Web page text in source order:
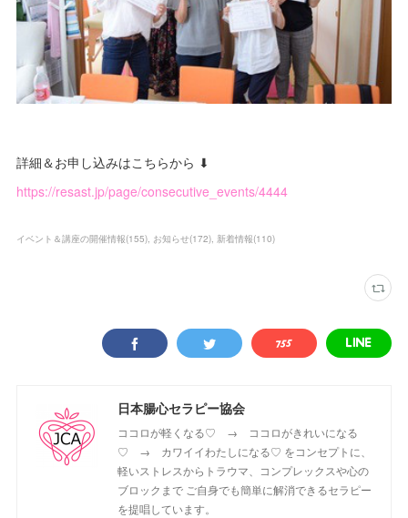
詳細＆お申し込みはこちらから ⬇
https://resast.jp/page/consecutive_events/4444
イベント＆講座の開催情報(155) お知らせ(172) 新着情報(110)
日本腸心セラピー協会
ココロが軽くなる♡ → ココロがきれいになる
♡ → カワイイわたしになる♡ をコンセプトに、
軽いストレスからトラウマ、コンプレックスや心の
ブロックまで ご自身でも簡単に解消できるセラピー
を提唱しています。